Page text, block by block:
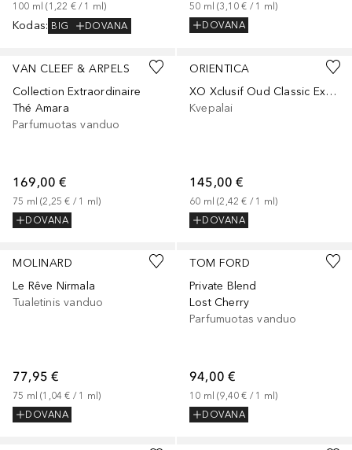
100 ml (1,22 € / 1 ml)
Kodas: BIG DOVANA
50 ml (3,10 € / 1 ml)
DOVANA
VAN CLEEF & ARPELS
Collection Extraordinaire
Thé Amara
Parfumuotas vanduo
169,00 €
75 ml (2,25 € / 1 ml)
DOVANA
ORIENTICA
XO Xclusif Oud Classic Extrait de Parfum
Kvepalai
145,00 €
60 ml (2,42 € / 1 ml)
DOVANA
MOLINARD
Le Rêve Nirmala
Tualetinis vanduo
77,95 €
75 ml (1,04 € / 1 ml)
DOVANA
TOM FORD
Private Blend
Lost Cherry
Parfumuotas vanduo
94,00 €
10 ml (9,40 € / 1 ml)
DOVANA